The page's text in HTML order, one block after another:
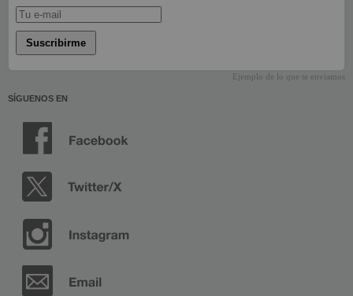
Suscribirme
Ejemplo de lo que te enviamos
SÍGUENOS EN